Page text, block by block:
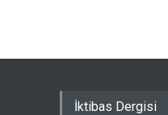
İktibas Dergisi